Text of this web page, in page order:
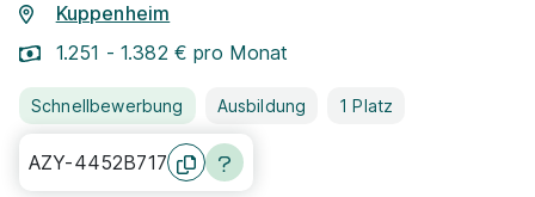
Freie Stellen finden
Kuppenheim
1.251 - 1.382 € pro Monat
Schnellbewerbung Ausbildung 1 Platz
AZY-4452B717